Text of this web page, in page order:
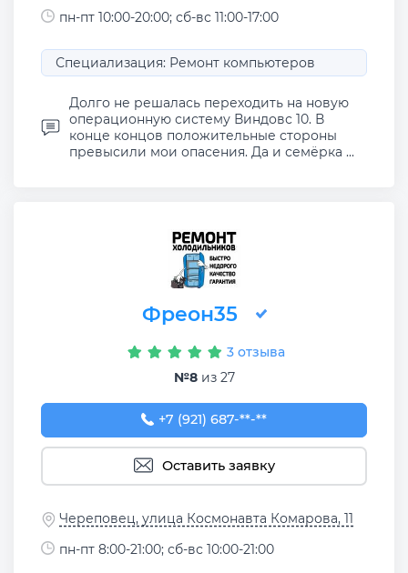
пн-пт 10:00-20:00; сб-вс 11:00-17:00
Специализация: Ремонт компьютеров
Долго не решалась переходить на новую
операционную систему Виндовс 10. В
конце концов положительные стороны
превысили мои опасения. Да и семёрка ...
Фреон35
3 отзыва
№8из 27
+7 (921) 687-85-34
+7 (921) 687-**-**
Оставить заявку
Череповец, улица Космонавта Комарова, 11
пн-пт 8:00-21:00; сб-вс 10:00-21:00